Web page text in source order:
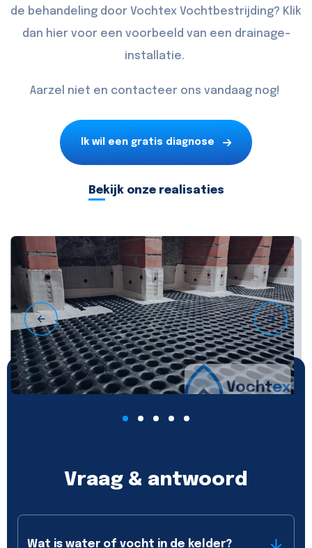
de behandeling door Vochtex Vochtbestrijding? Klik
dan hiervoor een voorbeeld van een drainage-
installatie.
Aarzel niet en contacteerons vandaag nog!
Ik wil een gratis diagnose
Bekijk onze realisaties
Vraag & antwoord
Wat is water of vocht in de kelder?